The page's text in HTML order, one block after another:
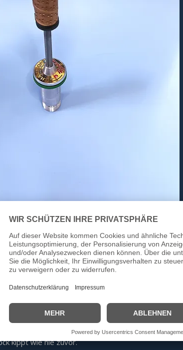
extreme Winterstiel
BaLu gelungen, was viele für unmöglich hielten:
des Titan-Master-Stiels wurden nochmals
wurde kompromisslos für den Wintereinsatz
konstruiert.
Durch eine neuartige Konstruktion der
wird der Schwerpunkt extrem nach oben
kippt wie nie zuvor.